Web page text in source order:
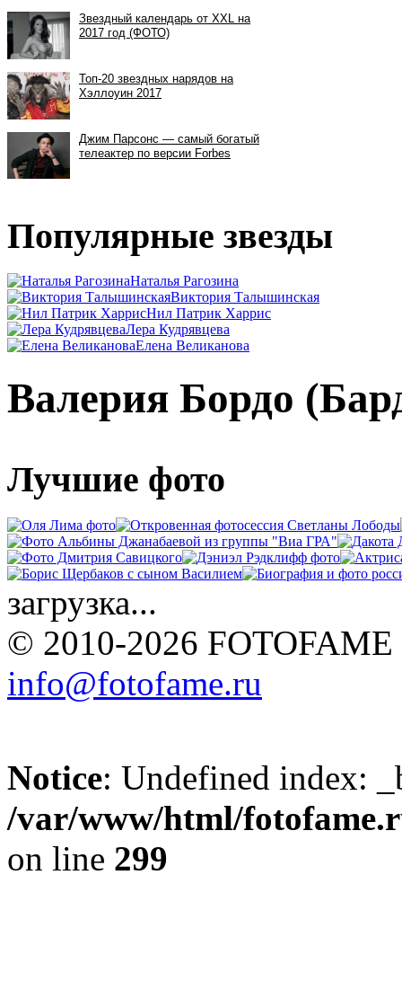
Популярные звезды
Наталья Рагозина
Виктория Талышинская
Нил Патрик Харрис
Лера Кудрявцева
Елена Великанова
Валерия Бордо
Лучшие фото
загрузка...
© 2010-2026 FOTOFAME
info@fotofame.ru
Notice: Undefined index:
/var/www/html/
on line 299